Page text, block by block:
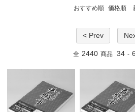
おすすめ順 価格順
< Prev
全 2440 商品 34 -